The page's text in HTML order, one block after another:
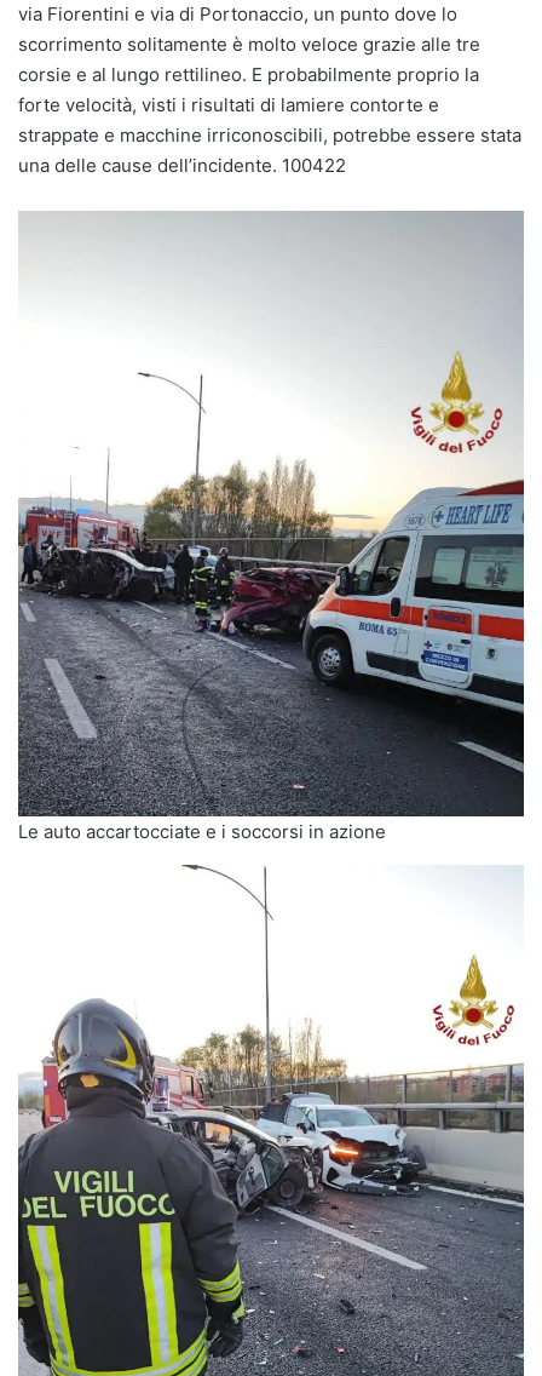
via Fiorentini e via di Portonaccio, un punto dove lo
scorrimento solitamente è molto veloce grazie alle tre
corsie e al lungo rettilineo. E probabilmente proprio la
forte velocità, visti i risultati di lamiere contorte e
strappate e macchine irriconoscibili, potrebbe essere stata
una delle cause dell’incidente. 100422
Le auto accartocciate e i soccorsi in azione